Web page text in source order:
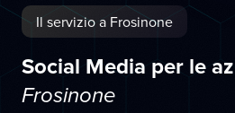
Il servizio a Frosinone
Social Media per le
Frosinone